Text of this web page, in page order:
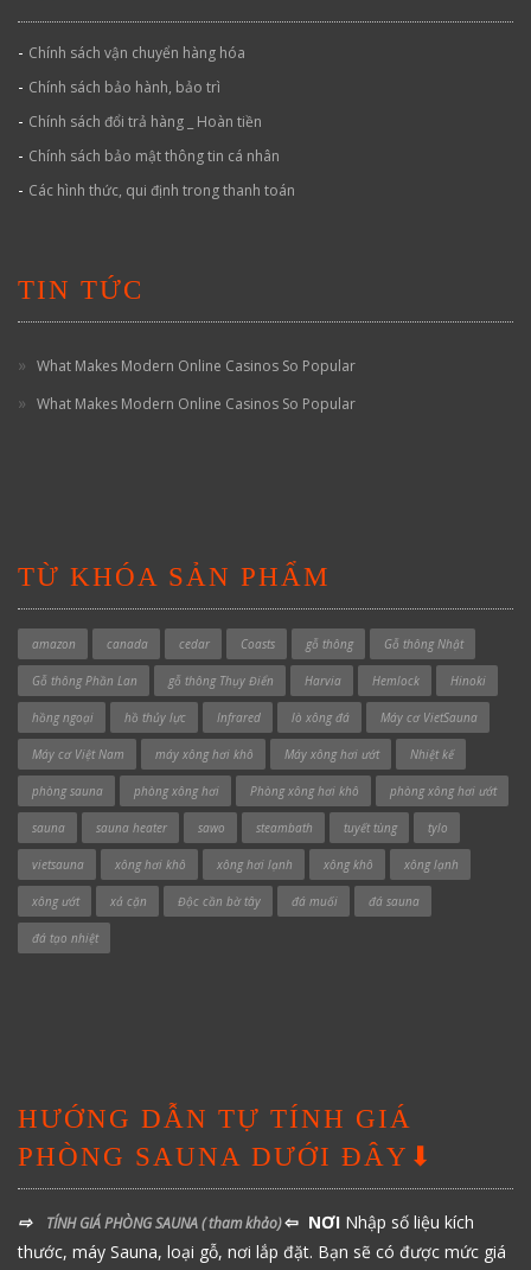
- Chính sách vận chuyển hàng hóa
- Chính sách bảo hành, bảo trì
- Chính sách đổi trả hàng _ Hoàn tiền
- Chính sách bảo mật thông tin cá nhân
- Các hình thức, qui định trong thanh toán
TIN TỨC
What Makes Modern Online Casinos So Popular
What Makes Modern Online Casinos So Popular
TỪ KHÓA SẢN PHẨM
amazon canada cedar Coasts gỗ thông Gỗ thông Nhật
Gỗ thông Phần Lan gỗ thông Thụy Điển Harvia Hemlock Hinoki
hồng ngoại hồ thủy lực Infrared lò xông đá Máy cơ VietSauna
Máy cơ Việt Nam máy xông hơi khô Máy xông hơi ướt Nhiệt kế
phòng sauna phòng xông hơi Phòng xông hơi khô phòng xông hơi ướt
sauna sauna heater sawo steambath tuyết tùng tylo
vietsauna xông hơi khô xông hơi lạnh xông khô xông lạnh
xông ướt xả cặn Độc cần bờ tây đá muối đá sauna
đá tạo nhiệt
HƯỚNG DẪN TỰ TÍNH GIÁ
PHÒNG SAUNA DƯỚI ĐÂY⬇
⇨ TÍNH GIÁ PHÒNG SAUNA( tham khảo)⇦ NƠI Nhập số liệu kích
thước, máy Sauna, loại gỗ, nơi lắp đặt. Bạn sẽ có được mức giá